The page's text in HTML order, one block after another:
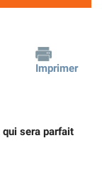
Imprimer
sera parfait